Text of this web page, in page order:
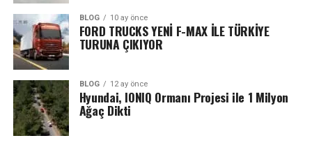
BLOG 10 ay önce
FORD TRUCKS YENİ F-MAX İLE TÜRKİYE
TURUNA ÇIKIYOR
BLOG 12 ay önce
Hyundai, IONIQ Ormanı Projesi ile 1 Milyon
Ağaç Dikti